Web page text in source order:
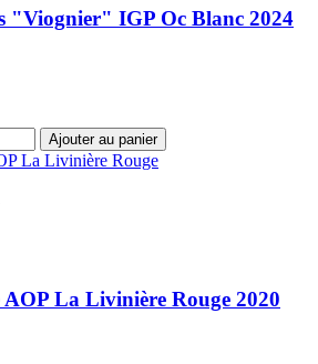
"Viognier" IGP Oc Blanc 2024
Ajouter au panier
La Livinière Rouge 2020